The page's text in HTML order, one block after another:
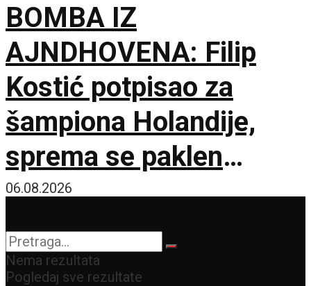
BOMBA IZ
AJNDHOVENA: Filip
Kostić potpisao za
šampiona Holandije,
sprema se paklen
tandem na krilnim
pozicijama!
06.08.2026
Nema rezultata
Pogledaj sve rezultate